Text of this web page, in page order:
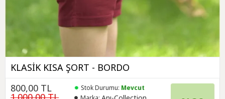
KLASİK KISA ŞORT - BORDO
800,00 TL Stok Durumu: Mevcut